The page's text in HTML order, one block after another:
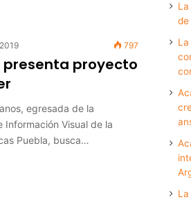
797
presenta proyecto
egresada de la
Información Visual de la
Puebla, busca…
de